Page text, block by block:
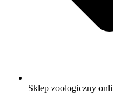
Sklep zoologiczny